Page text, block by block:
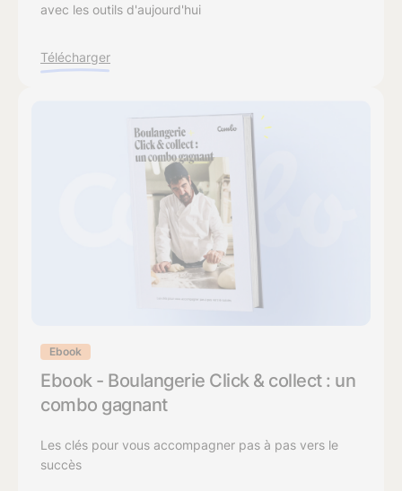
avec les outils d'aujourd'hui
Télécharger
Ebook
Ebook - Boulangerie Click & collect : un
combo gagnant
Les clés pour vous accompagner pas à pas vers le
succès